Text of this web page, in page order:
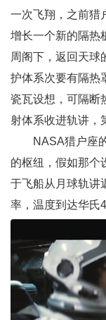
一次飞翔，之前猎
增长一个新的隔热
周阁下，返回天球
护体系次要有隔热
瓷瓦设想，可隔断
射体系收进轨讲，
NASA猎户座
的枢纽，假如那个
于飞船从月球轨讲
率，温度到达华氏